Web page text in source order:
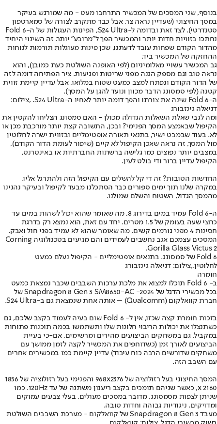
בנוסף, שני המסכים של המכשיר התרחבו מעט - מה שמורגש בעיקר
במסך החיצוני (שעדיין נראה צר, אבל כבר מתקרב לצורה של סמארטפון
סטנדרטי). לצד זאת ובדומה ל-S24 Ultra, הפינות העגולות של ה-Fold 6
נחתכו בזוויות חדות יותר והמכשיר הפך ל"מרובע" יותר. זה השינוי היחיד
מהדור הקודם שפחות עובד לדעתנו, שכן פינות מעוגלות תורמות לנוחות
ההחזקה של המכשיר ביד.
גב המכשיר עשויי מאלומיניום (לפי האופנה השולטת כעת כמובן), והוא
נראה טוב וגם מספק הגנה מפני שריטות ופגיעות. ציר הפתיחה דומה לזה
של הדור הקודם ונפתח למצב כמעט שטוח במלואו, אבל עדיין קיימת זווית
קטנה (לפי סמסונג הדבר מכוון ונועד להגן על המסך).
ה-Fold 6 שינה את צורתו והפך דומה יותר לאחיו ה-S24 Ultra. ,צילום:
דניאלה גינזבורג
ומה לגבי שאלת השאלות הגדולה מכולן - האם סמסונג הצליחו להקטין את
הקיפול שבאמצע המסך הפנימי? ובכן, התשובה קצת יותר מורכבת מכן או
לא. בעוד שבמבט ישיר, בתנאי תאורה אופטימליים ובזווית ישרה לחלוטין
מול המסך, זה נראה שאכן הקיפול לא קיים (שיפור לעומת הדור הקודם),
במצבים יותר נפוצים כמו גלישה ברשתות החברתיות או באינטרנט,
הקיפול עדיין ברור ודי בולט לעין.
החדשות הטובות? זה די קל להשלים עם הקיפול הזה ולהתרגל אליו.
במקרה שלנו תוך ימים ספורים כבר הסתכלנו מבעד לקיפול ובעיקר נהנינו
מהמסך הגדול, השטוח והשלם שמולנו.
ה-Fold 6 עמיד במים בדירוג 8, מה שאומר שהוא יכול לשהות במים עד
כחצי שעה בעומק של 1.5 מטרים. יחד עם זאת, הוא נמצא רק בדרגת
חסינות 4 מפני גורמים קשים, מה שאומר שהוא לא עמיד בפני חול ואבק.
המסכים עצמכם אגב נחשבים לעמידים והם מגיעים בטכנולוגיה Corning
Gorilla Glass Victus 2.
Fold 6 של סמסונג. בתנאים אופטימליים - הקיפול נעלם כמעט
לחלוטין.,צילום: דניאלה גינזבורג
חומרה
ב- Fold 6 תוכלו למצוא את מלכת ערכות השבבים שכבר נמצאת כמעט
בכל מכשירי הדגל של 2024- Snapdragon 8 Gen 3 SM8650-AC של
חברת קוואלקום (Qualcomm) – אותה אחת שנמצאת גם ב-S24 Ultra.
בזכות חומרת קצה שכזו, אין ל- Fold 6 שום בעיה לעמוד בקצב שלכם, גם
כשתנצלו את יכולות הריבוי חלונות שלו ותשתמשו בכמה תוכנות פתוחות
במקביל. גם במשחקים הביצועים מהירים ומרשימים, אם-כי בעיית
הביצועים לאורך זמן (כשדוחפים את המכשיר לקצה לזמן ממושך עם
משחקים שדורשים הרבה כוח עיבוד) עדיין קיימת כמו במכשירים אחרים
עם השבב הזה.
המסך החיצוני בעל רזולוציה של 968x2376 והפנימי בעל רזולוציה של 1856
x 2160, כאשר שניהם תומכים בקצב ריענון משתנה של עד 120Hz. כמו
שניתן לצפות מסמסונג, מדובר במסכים מעולים, בעלי צבעים עמוקים
ומדויקים, ניגודיות גבוהה וחדות טובה.
מעבד Snapdragon 8 Gen 3 של קוואלקום - מערכת השבבים השולטת